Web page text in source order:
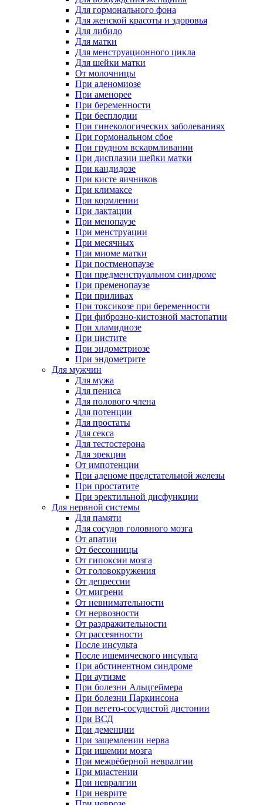
Для гормонального фона
Для женской красоты и здоровья
Для либидо
Для матки
Для менструационного цикла
Для шейки матки
От молочницы
При аденомиозе
При аменорее
При беременности
При бесплодии
При гинекологических заболеваниях
При гормональном сбое
При грудном вскармливании
При дисплазии шейки матки
При кандидозе
При кисте яичников
При климаксе
При кормлении
При лактации
При менопаузе
При менструации
При месячных
При миоме матки
При постменопаузе
При предменструальном синдроме
При пременопаузе
При приливах
При токсикозе при беременности
При фиброзно-кистозной мастопатии
При хламидиозе
При цистите
При эндометриозе
При эндометрите
Для мужчин
Для мужа
Для пениса
Для полового члена
Для потенции
Для простаты
Для секса
Для тестостерона
Для эрекции
От импотенции
При аденоме предстательной железы
При простатите
При эректильной дисфункции
Для нервной системы
Для памяти
Для сосудов головного мозга
От апатии
От бессонницы
От гипоксии мозга
От головокружения
От депрессии
От мигрени
От невнимательности
От нервозности
От раздражительности
От рассеянности
После инсульта
После ишемического инсульта
При абстинентном синдроме
При аутизме
При болезни Альцгеймера
При болезни Паркинсона
При вегето-сосудистой дистонии
При ВСД
При деменции
При защемлении нерва
При ишемии мозга
При межрёберной невралгии
При миастении
При невралгии
При неврите